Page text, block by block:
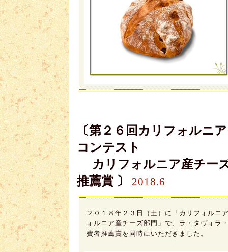
〔第２６回カリフォルニ
コンテスト
カリフォルニア産チー
推薦賞 〕
2018.6
２０１８年２３日（土）に「カリフォル
ォルニア産チーズ部門」で、ラ・タヴォラ
費者推薦賞を同時にいただきました。